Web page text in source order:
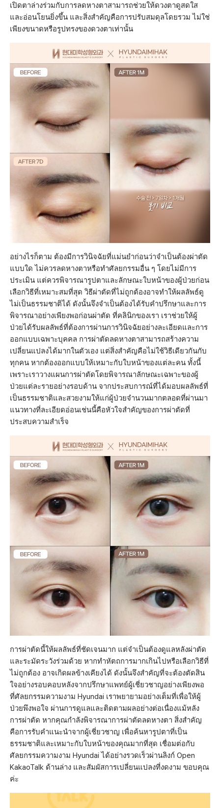
เปิดตาล่างร่วมกับการลดหางตาสามารถช่วยให้ดวงตาดูสดใส
และอ่อนโยนยิ่งขึ้น และสิ่งสำคัญคือการปรับสมดุลโดยรวม ไม่ใช่
เพียงขนาดหรือรูปทรงของดวงตาเท่านั้น
อย่างไรก็ตาม ต้องมีการวินิจฉัยที่แม่นยำก่อนว่าจำเป็นต้องผ่าตัด
แบบใด ไม่ควรลดหางตาหรือทำศัลยกรรมอื่น ๆ โดยไม่มีการ
ประเมิน แต่ควรพิจารณารูปตาและลักษณะใบหน้าของผู้ป่วยก่อน
เลือกวิธีที่เหมาะสมที่สุด วิธีผ่าตัดที่ไม่ถูกต้องอาจทำให้ผลลัพธ์ดู
ไม่เป็นธรรมชาติได้ ดังนั้นจึงจำเป็นต้องได้รับคำปรึกษาและการ
พิจารณาอย่างเพียงพอก่อนผ่าตัด ที่คลินิกของเรา เราช่วยให้ผู้
ป่วยได้รับผลลัพธ์ที่ต้องการผ่านการวินิจฉัยอย่างละเอียดและการ
ออกแบบเฉพาะบุคคล การผ่าตัดลดหางตาสามารถสร้างความ
เปลี่ยนแปลงได้มากในตัวเอง แต่สิ่งสำคัญคือไม่ใช้วิธีเดียวกันกับ
ทุกคน หากต้องออกแบบให้เหมาะกับใบหน้าของแต่ละคน ทั้งนี้
เพราะเราวางแผนการผ่าตัดโดยพิจารณาลักษณะเฉพาะของผู้
ป่วยแต่ละรายอย่างรอบด้าน จากประสบการณ์ที่ได้มอบผลลัพธ์ที่
เป็นธรรมชาติและสวยงามให้แก่ผู้ป่วยจำนวนมากตลอดที่ผ่านมา
แนวทางที่ละเอียดอ่อนเช่นนี้คือหัวใจสำคัญของการผ่าตัดที่
ประสบความสำเร็จ
การผ่าตัดนี้ให้ผลลัพธ์ที่ชัดเจนมาก แต่จำเป็นต้องดูแลหลังผ่าตัด
และระมัดระวังร่วมด้วย หากทำหัตถการมากเกินไปหรือเลือกวิธีที่
ไม่ถูกต้อง อาจเกิดผลข้างเคียงได้ ดังนั้นจึงสำคัญที่จะต้องตัดสิน
ใจอย่างรอบคอบหลังจากปรึกษาแพทย์ผู้เชี่ยวชาญอย่างเพียงพอ
ที่ศัลยกรรมความงาม Hyundai เราพยายามอย่างเต็มที่เพื่อให้ผู้
ป่วยพึงพอใจ ผ่านการดูแลและติดตามผลอย่างต่อเนื่องแม้หลัง
การผ่าตัด หากคุณกำลังพิจารณาการผ่าตัดลดหางตา สิ่งสำคัญ
คือการรับคำแนะนำจากผู้เชี่ยวชาญ เพื่อค้นหารูปตาที่เป็น
ธรรมชาติและเหมาะกับใบหน้าของคุณมากที่สุด เชื่อมต่อกับ
ศัลยกรรมความงาม Hyundai ได้อย่างรวดเร็วผ่านลิงก์ Open
KakaoTalk ด้านล่าง และสัมผัสการเปลี่ยนแปลงที่งดงาม ขอบคุณ
ค่ะ